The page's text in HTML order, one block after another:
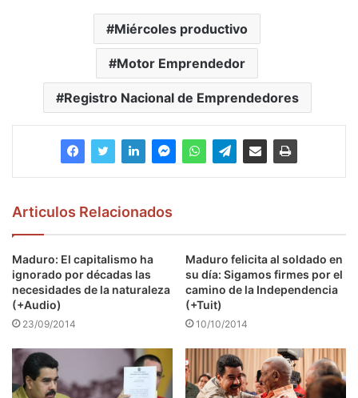
Miércoles productivo
Motor Emprendedor
Registro Nacional de Emprendedores
Articulos Relacionados
Maduro: El capitalismo ha
ignorado por décadas las
necesidades de la naturaleza
(+Audio)
23/09/2014
Maduro felicita al soldado en
su día: Sigamos firmes por el
camino de la Independencia
(+Tuit)
10/10/2014